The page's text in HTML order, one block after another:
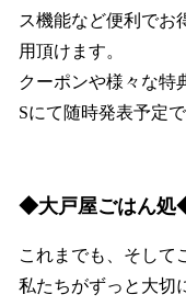
ス機能など便利でお
用頂けます。
クーポンや様々な特
Sにて随時発表予定
◆大戸屋ごはん
これまでも、そして
私たちがずっと大切